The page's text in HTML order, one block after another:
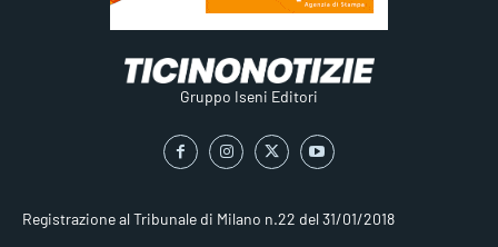
Gruppo Iseni Editori
Registrazione al Tribunale di Milano n.22 del 31/01/2018